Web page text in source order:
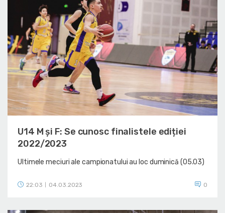
U14 M și F: Se cunosc finalistele ediției
2022/2023
Ultimele meciuri ale campionatului au loc duminică (05.03)
22:03 04.03.2023 0